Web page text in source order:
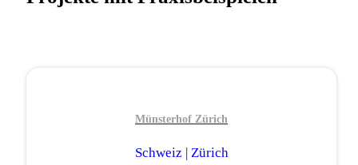
Münsterhof Zürich
Schweiz | Zürich